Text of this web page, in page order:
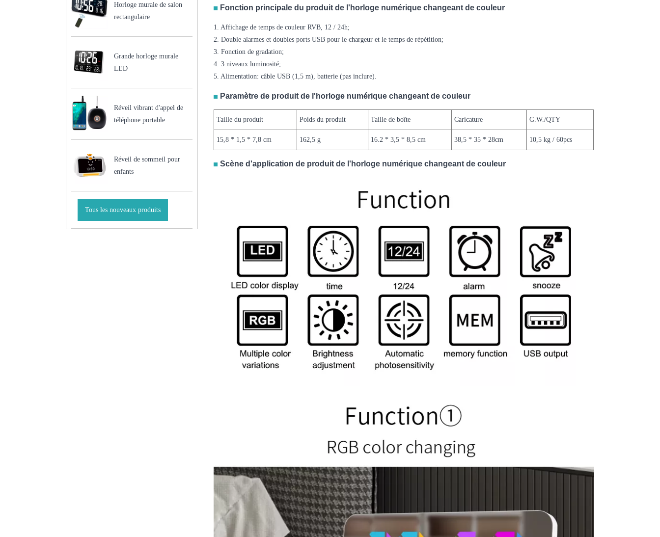
Horloge murale de salon
rectangulaire
Grande horloge murale
LED
Réveil vibrant d'appel de
téléphone portable
Réveil de sommeil pour
enfants
Tous les nouveaux produits
Fonction principale du produit de l'horloge numérique changeant de couleur
1. Affichage de temps de couleur RVB, 12 / 24h;
2. Double alarmes et doubles ports USB pour le chargeur et le temps de répétition;
3. Fonction de gradation;
4. 3 niveaux luminosité;
5. Alimentation: câble USB (1,5 m), batterie (pas inclure).
Paramètre de produit de l'horloge numérique changeant de couleur
Taille du produit Poids du produit Taille de boîte Caricature G.W./QTY
15,8 * 1,5 * 7,8 cm 162,5 g 16.2 * 3,5 * 8,5 cm 38,5 * 35 * 28cm 10,5 kg / 60pcs
Scène d'application de produit de l'horloge numérique changeant de couleur